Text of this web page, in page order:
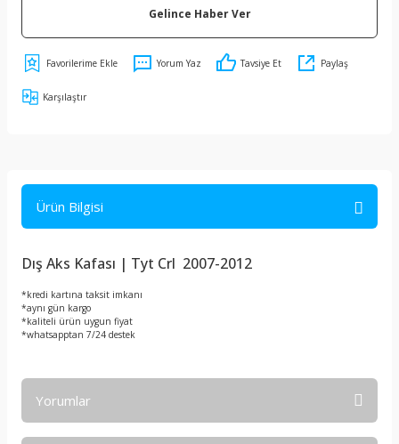
Gelince Haber Ver
Yorum Yaz Tavsiye Et Paylaş
Karşılaştır
Ürün Bilgisi
Dış Aks Kafası | Tyt Crl 2007-2012
*kredi kartına taksit imkanı
*aynı gün kargo
*kaliteli ürün uygun fiyat
*whatsapptan 7/24 destek
Yorumlar